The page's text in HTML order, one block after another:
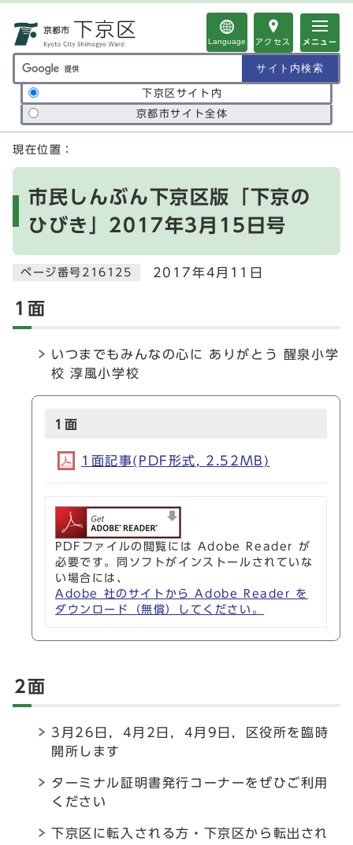
Language アクセス メニュー
サイト内検索の範囲
下京区サイト内
京都市サイト全体
ここから本文です
現在位置：
市民しんぶん下京区版「下京の
ひびき」2017年3月15日号
ページ番号216125 2017年4月11日
1面
いつまでもみんなの心に ありがとう 醒泉小学
校 淳風小学校
1面
1面記事(PDF形式, 2.52MB)
PDFファイルの閲覧には Adobe Reader が
必要です。同ソフトがインストールされていな
い場合には、
Adobe 社のサイトから Adobe Reader を
ダウンロード（無償）してください。
2面
3月26日，4月2日，4月9日，区役所を臨時
開所します
ターミナル証明書発行コーナーをぜひご利用
ください
下京区に転入される方・下京区から転出され